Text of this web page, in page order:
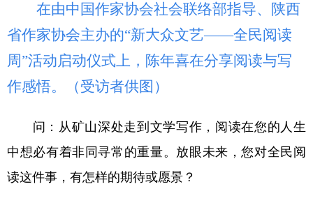
在由中国作家协会社会联络部指导、陕西
省作家协会主办的“新大众文艺——全民阅读
周”活动启动仪式上，陈年喜在分享阅读与写
作感悟。（受访者供图）
问：从矿山深处走到文学写作，阅读在您的人生
中想必有着非同寻常的重量。放眼未来，您对全民阅
读这件事，有怎样的期待或愿景？